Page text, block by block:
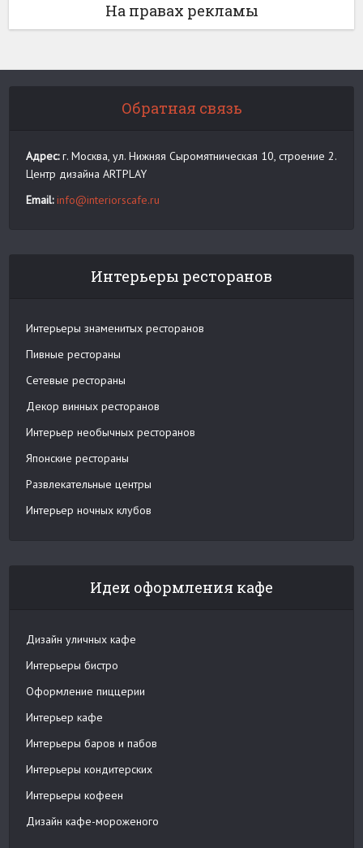
На правах рекламы
Обратная связь
Адрес:г. Москва, ул. Нижняя Сыромятническая 10, строение 2.
Центр дизайна ARTPLAY
Email: info@interiorscafe.ru
Интерьеры ресторанов
Интерьеры знаменитых ресторанов
Пивные рестораны
Сетевые рестораны
Декор винных ресторанов
Интерьер необычных ресторанов
Японские рестораны
Развлекательные центры
Интерьер ночных клубов
Идеи оформления кафе
Дизайн уличных кафе
Интерьеры бистро
Оформление пиццерии
Интерьер кафе
Интерьеры баров и пабов
Интерьеры кондитерских
Интерьеры кофеен
Дизайн кафе-мороженого